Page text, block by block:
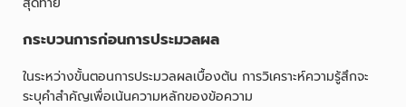
กระบวนการก่อนการประมวลผล
ในระหว่างขั้นตอนการประมวลผลเบื้องต้น การวิเคราะห์ความรู้สึกจะ
ระบุคำสำคัญเพื่อเน้นความหลักของข้อความ